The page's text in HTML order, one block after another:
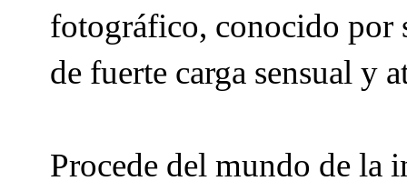
fotográfico, conocido por
de fuerte carga sensual y
Procede del mundo de la